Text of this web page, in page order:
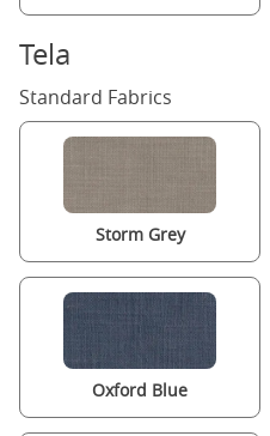
Tela
Standard Fabrics
Storm Grey
Oxford Blue